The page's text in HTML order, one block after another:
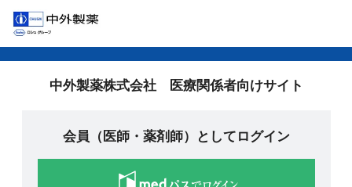
中外製薬株式会社 医療関係者向けサイト
会員（医師・薬剤師）としてログイン